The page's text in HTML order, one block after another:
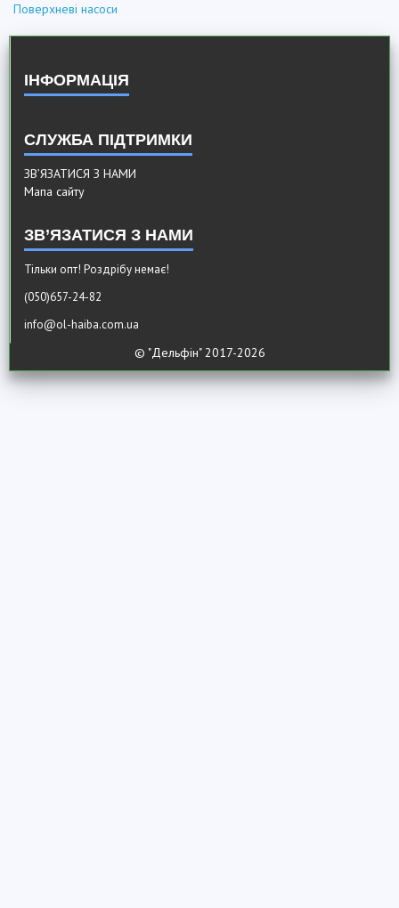
Поверхневі насоси
ІНФОРМАЦІЯ
СЛУЖБА ПІДТРИМКИ
ЗВ’ЯЗАТИСЯ З НАМИ
Мапа сайту
ЗВ’ЯЗАТИСЯ З НАМИ
Тільки опт! Роздрібу немає!
(050)657-24-82
info@ol-haiba.com.ua
© "Дельфiн" 2017-2026